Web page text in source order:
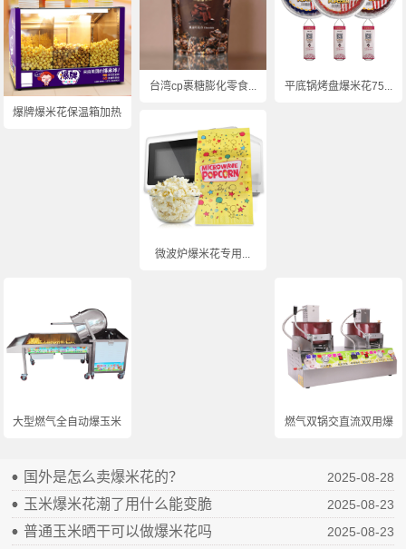
爆牌爆米花保温箱加热...
台湾cp裹糖膨化零食... 平底锅烤盘爆米花75...
微波炉爆米花专用...
大型燃气全自动爆玉米... 燃气双锅交直流双用爆...
国外是怎么卖爆米花的？ 2025-08-28
玉米爆米花潮了用什么能变脆 2025-08-23
普通玉米晒干可以做爆米花吗 2025-08-23